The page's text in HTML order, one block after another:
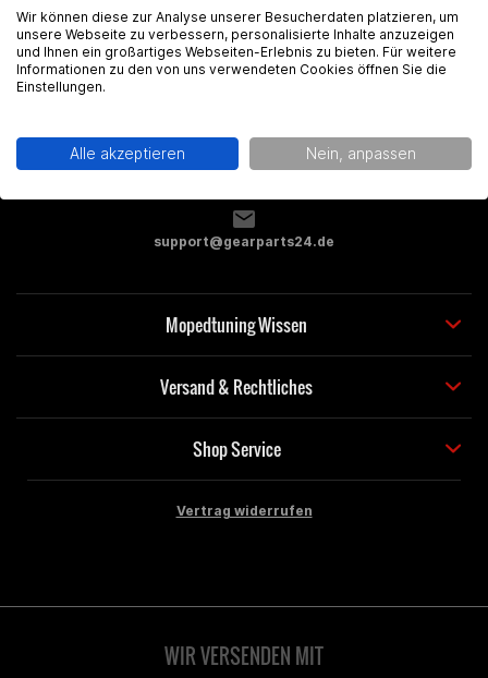
support@gearparts24.de
Mopedtuning Wissen
Versand & Rechtliches
Shop Service
Vertrag widerrufen
WIR VERSENDEN MIT
Wir können diese zur Analyse unserer Besucherdaten platzieren, um
unsere Webseite zu verbessern, personalisierte Inhalte anzuzeigen
und Ihnen ein großartiges Webseiten-Erlebnis zu bieten. Für weitere
Informationen zu den von uns verwendeten Cookies öffnen Sie die
Einstellungen.
Alle akzeptieren Nein, anpassen